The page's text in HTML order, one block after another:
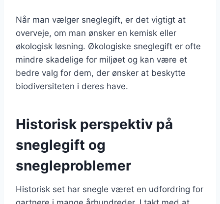
Når man vælger sneglegift, er det vigtigt at
overveje, om man ønsker en kemisk eller
økologisk løsning. Økologiske sneglegift er ofte
mindre skadelige for miljøet og kan være et
bedre valg for dem, der ønsker at beskytte
biodiversiteten i deres have.
Historisk perspektiv på
sneglegift og
snegleproblemer
Historisk set har snegle været en udfordring for